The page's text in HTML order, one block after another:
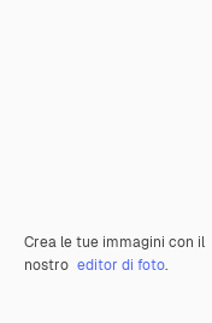
Crea le tue immagini con il
nostro editor di foto.